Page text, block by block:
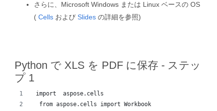
さらに、Microsoft Windows または Linux ベースの OS
( Cells および Slides の詳細を参照)
Python で XLS を PDF に保存 - ステッ
プ 1
import  aspose.cells
  from aspose.cells import Workbook